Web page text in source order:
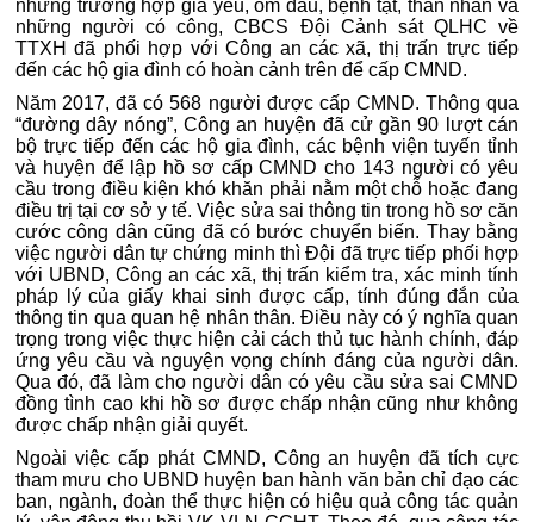
những trường hợp già yếu, ốm đau, bệnh tật, thân nhân và
những người có công, CBCS Đội Cảnh sát QLHC về
TTXH đã phối hợp với Công an các xã, thị trấn trực tiếp
đến các hộ gia đình có hoàn cảnh trên để cấp CMND.
Năm 2017, đã có 568 người được cấp CMND. Thông qua
“đường dây nóng”, Công an huyện đã cử gần 90 lượt cán
bộ trực tiếp đến các hộ gia đình, các bệnh viện tuyến tỉnh
và huyện để lập hồ sơ cấp CMND cho 143 người có yêu
cầu trong điều kiện khó khăn phải nằm một chỗ hoặc đang
điều trị tại cơ sở y tế. Việc sửa sai thông tin trong hồ sơ căn
cước công dân cũng đã có bước chuyển biến. Thay bằng
việc người dân tự chứng minh thì Đội đã trực tiếp phối hợp
với UBND, Công an các xã, thị trấn kiểm tra, xác minh tính
pháp lý của giấy khai sinh được cấp, tính đúng đắn của
thông tin qua quan hệ nhân thân. Điều này có ý nghĩa quan
trọng trong việc thực hiện cải cách thủ tục hành chính, đáp
ứng yêu cầu và nguyện vọng chính đáng của người dân.
Qua đó, đã làm cho người dân có yêu cầu sửa sai CMND
đồng tình cao khi hồ sơ được chấp nhận cũng như không
được chấp nhận giải quyết.
Ngoài việc cấp phát CMND, Công an huyện đã tích cực
tham mưu cho UBND huyện ban hành văn bản chỉ đạo các
ban, ngành, đoàn thể thực hiện có hiệu quả công tác quản